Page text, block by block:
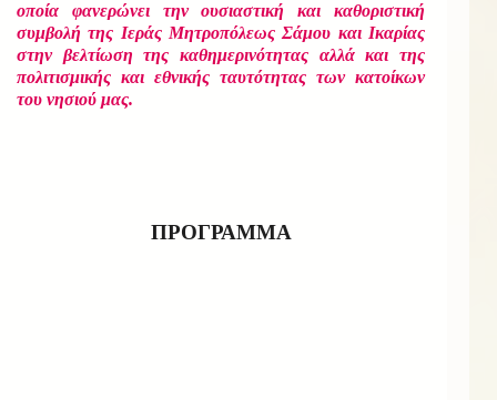
οποία φανερώνει την ουσιαστική και καθοριστική
συμβολή της Ιεράς Μητροπόλεως Σάμου και Ικαρίας
στην βελτίωση της καθημερινότητας αλλά και της
πολιτισμικής και εθνικής ταυτότητας των κατοίκων
του νησιού μας.
ΠΡΟΓΡΑΜΜΑ